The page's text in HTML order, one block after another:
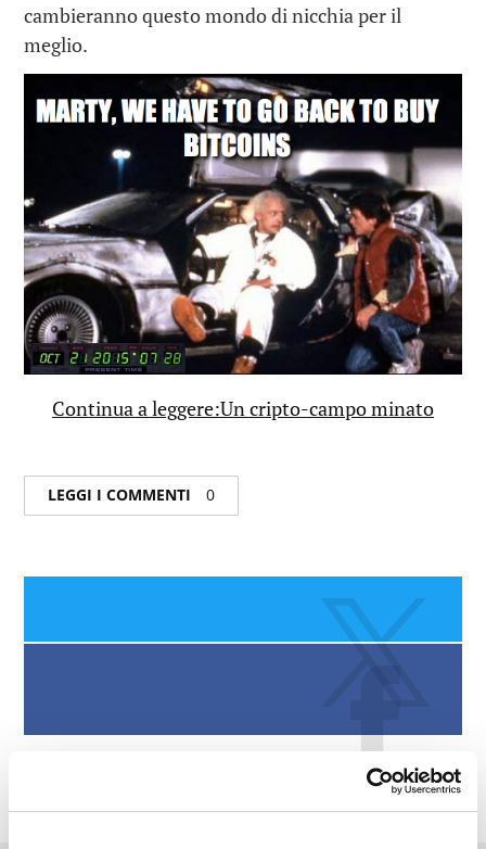
cambieranno questo mondo di nicchia per il
meglio.
Continua a leggere:Un cripto-campo minato
LEGGI I COMMENTI 0